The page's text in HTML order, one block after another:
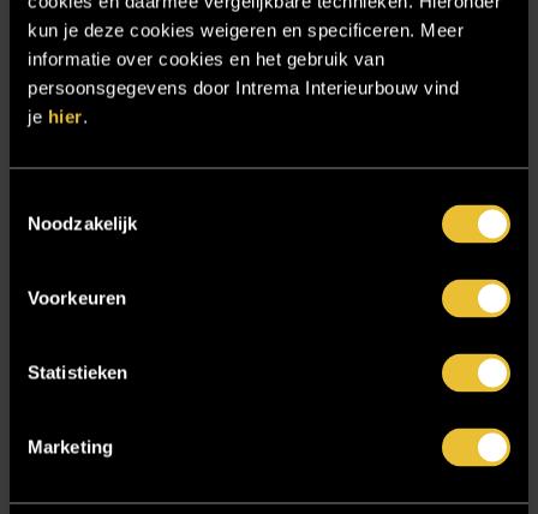
kun je deze cookies weigeren en specificeren. Meer
informatie over cookies en het gebruik van
persoonsgegevens door Intrema Interieurbouw vind
je hier.
Noodzakelijk
Voorkeuren
Statistieken
Marketing
Projecten
Referenties
Samenwerken
SIDN
TV lift